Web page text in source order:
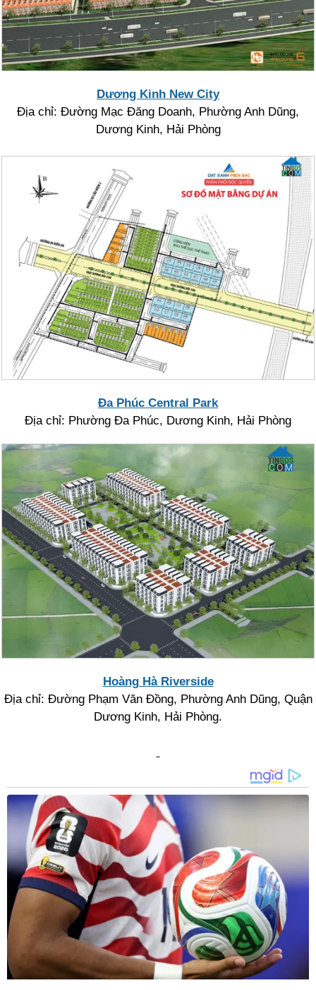
Dương Kinh New City
Địa chỉ: Đường Mạc Đăng Doanh, Phường Anh Dũng,
Dương Kinh, Hải Phòng
Đa Phúc Central Park
Địa chỉ: Phường Đa Phúc, Dương Kinh, Hải Phòng
Hoàng Hà Riverside
Địa chỉ: Đường Phạm Văn Đồng, Phường Anh Dũng, Quận
Dương Kinh, Hải Phòng.